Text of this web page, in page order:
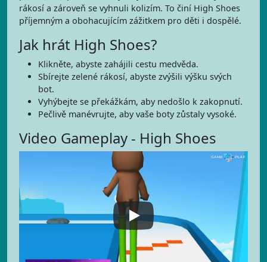
rákosí a zároveň se vyhnuli kolizím. To činí High Shoes
příjemným a obohacujícím zážitkem pro děti i dospělé.
Jak hrát High Shoes?
Klikněte, abyste zahájili cestu medvěda.
Sbírejte zelené rákosí, abyste zvýšili výšku svých
bot.
Vyhýbejte se překážkám, aby nedošlo k zakopnutí.
Pečlivě manévrujte, aby vaše boty zůstaly vysoké.
Video Gameplay - High Shoes